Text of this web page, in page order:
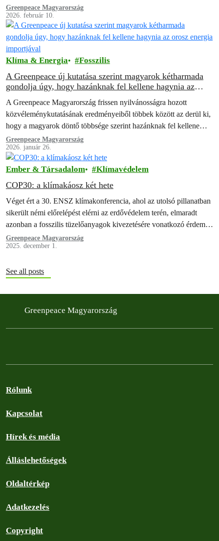
Greenpeace Magyarország
2026. február 10.
Klíma & Energia Fosszilis
A Greenpeace új kutatása szerint magyarok kétharmada
gondolja úgy, hogy hazánknak fel kellene hagynia az
orosz energia importjával
A Greenpeace Magyarország frissen nyilvánosságra hozott
közvéleménykutatásának eredményeiből többek között az derül ki,
hogy a magyarok döntő többsége szerint hazánknak fel kellene
hagynia az orosz energia importjával.
Greenpeace Magyarország
2026. január 26.
Ember & Társadalom Klímavédelem
COP30: a klímakáosz két hete
Véget ért a 30. ENSZ klímakonferencia, ahol az utolsó pillanatban
sikerült némi előrelépést elérni az erdővédelem terén, elmaradt
azonban a fosszilis tüzelőanyagok kivezetésére vonatkozó érdemi
megállapodás.
Greenpeace Magyarország
2025. december 1.
See all posts
Greenpeace Magyarország
Rólunk
Kapcsolat
Hírek és média
Álláslehetőségek
Oldaltérkép
Adatkezelés
Copyright